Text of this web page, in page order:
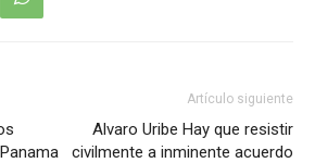
Artículo siguiente
Alvaro Uribe Hay que resistir
civilmente a inminente acuerdo